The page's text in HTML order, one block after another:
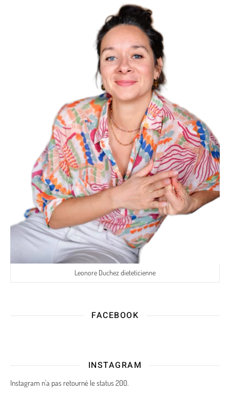
Leonore Duchez dieteticienne
FACEBOOK
INSTAGRAM
Instagram n'a pas retourné le status 200.